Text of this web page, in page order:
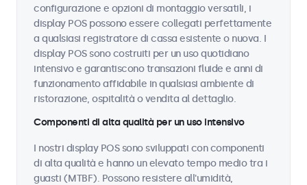
configurazione e opzioni di montaggio versatili, i
display POS possono essere collegati perfettamente
a qualsiasi registratore di cassa esistente o nuova. I
display POS sono costruiti per un uso quotidiano
intensivo e garantiscono transazioni fluide e anni di
funzionamento affidabile in qualsiasi ambiente di
ristorazione, ospitalità o vendita al dettaglio.
Componenti di alta qualità per un uso intensivo
I nostri display POS sono sviluppati con componenti
di alta qualità e hanno un elevato tempo medio tra i
guasti (MTBF). Possono resistere all'umidità,